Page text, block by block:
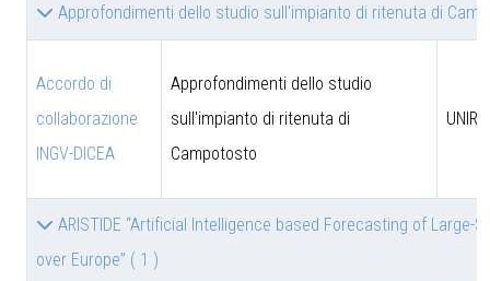
Approfondimenti dello studio sull'impianto di ritenuta di
Accordo di
collaborazione
INGV-DICEA
Approfondimenti dello studio
sull'impianto di ritenuta di
Campotosto
ARISTIDE “Artificial Intelligence based Forecasting of Large-
over Europe” ( 1 )